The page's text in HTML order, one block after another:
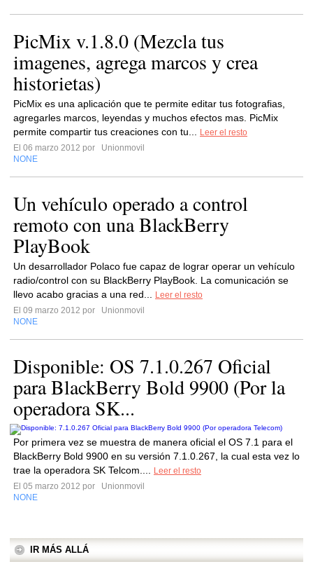
PicMix v.1.8.0 (Mezcla tus
imagenes, agrega marcos y crea
historietas)
PicMix es una aplicación que te permite editar tus fotografias,
agregarles marcos, leyendas y muchos efectos mas. PicMix
permite compartir tus creaciones con tu...
Leer el resto
El 06 marzo 2012 por
Unionmovil
NONE
Un vehículo operado a control
remoto con una BlackBerry
PlayBook
Un desarrollador Polaco fue capaz de lograr operar un vehículo
radio/control con su BlackBerry PlayBook. La comunicación se
llevo acabo gracias a una red...
Leer el resto
El 09 marzo 2012 por
Unionmovil
NONE
Disponible: OS 7.1.0.267 Oficial
para BlackBerry Bold 9900 (Por la
operadora SK...
Por primera vez se muestra de manera oficial el OS 7.1 para el
BlackBerry Bold 9900 en su versión 7.1.0.267, la cual esta vez lo
trae la operadora SK Telcom....
Leer el resto
El 05 marzo 2012 por
Unionmovil
NONE
IR MÁS ALLÁ